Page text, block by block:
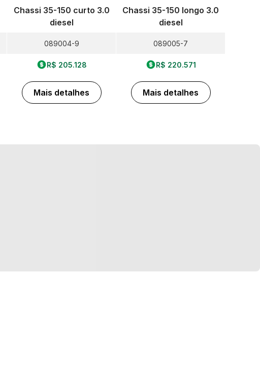
Chassi 35-150 curto 3.0
diesel
089004-9
R$ 205.128
Mais detalhes
Chassi 35-150 longo 3.0
diesel
089005-7
R$ 220.571
Mais detalhes